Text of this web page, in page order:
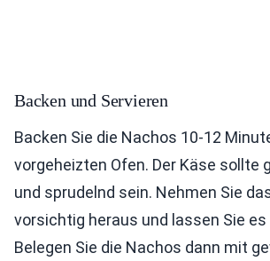
Backen und Servieren
Backen Sie die Nachos 10-12
vorgeheizten Ofen. Der Käse sollte
und sprudelnd sein. Nehmen Sie
vorsichtig heraus und lassen Sie es
Belegen Sie die Nachos dann mit